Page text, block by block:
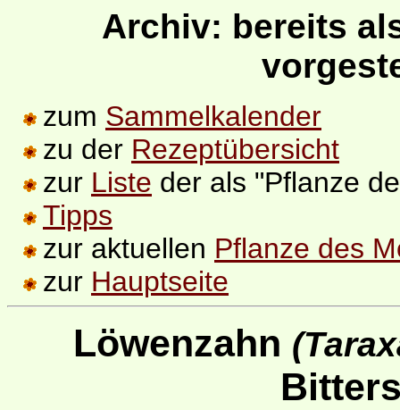
Archiv: bereits
zum Sammelkalender
zu der Rezeptübersicht
zur Liste der als "Pflanze
Tipps
zur aktuellen Pflanze des
zur Hauptseite
Löwenzahn